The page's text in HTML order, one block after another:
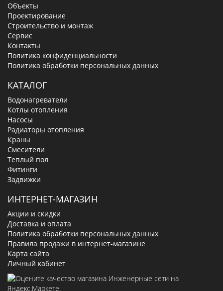
Объекты
Проектирование
Строительство и монтаж
Сервис
Контакты
Политика конфиденциальности
Политика обработки персональных данных
КАТАЛОГ
Водонагреватели
Котлы отопления
Насосы
Радиаторы отопления
Краны
Смесители
Теплый пол
Фитинги
Задвижки
ИНТЕРНЕТ-МАГАЗИН
Акции и скидки
Доставка и оплата
Политика обработки персональных данных
Правила продажи в интернет-магазине
Карта сайта
Личный кабинет